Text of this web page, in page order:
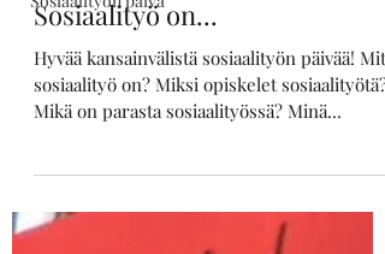
Sosiaalityö on...
Hyvää kansainvälistä sosiaalityön päivää! Mitä
sosiaalityö on? Miksi opiskelet sosiaalityötä?
Mikä on parasta sosiaalityössä? Minä...